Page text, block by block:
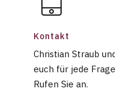
Kontakt
Christian Straub
euch für jede
Rufen Sie an.